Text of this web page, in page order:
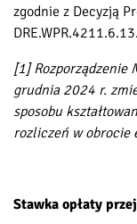
zgodnie z Decyzją
[1] Rozporządzenie
grudnia 2024 r.
sposobu
rozliczeń w obrocie
Stawka opłaty